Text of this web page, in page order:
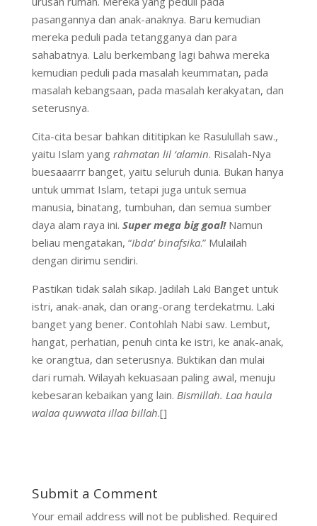
pasangannya dan anak-anaknya. Baru kemudian
mereka peduli pada tetangganya dan para
sahabatnya. Lalu berkembang lagi bahwa mereka
kemudian peduli pada masalah keummatan, pada
masalah kebangsaan, pada masalah kerakyatan, dan
seterusnya.
Cita-cita besar bahkan dititipkan ke Rasulullah saw.,
yaitu Islam yang rahmatan lil ‘alamin. Risalah-Nya
buesaaarrr banget, yaitu seluruh dunia. Bukan hanya
untuk ummat Islam, tetapi juga untuk semua
manusia, binatang, tumbuhan, dan semua sumber
daya alam raya ini. Super mega big goal! Namun
beliau mengatakan, “Ibda’ binafsika.” Mulailah
dengan dirimu sendiri.
Pastikan tidak salah sikap. Jadilah Laki Banget untuk
istri, anak-anak, dan orang-orang terdekatmu. Laki
banget yang bener. Contohlah Nabi saw. Lembut,
hangat, perhatian, penuh cinta ke istri, ke anak-anak,
ke orangtua, dan seterusnya. Buktikan dan mulai
dari rumah. Wilayah kekuasaan paling awal, menuju
kebesaran kebaikan yang lain. Bismillah. Laa haula
walaa quwwata illaa billah.[]
Submit a Comment
Your email address will not be published. Required